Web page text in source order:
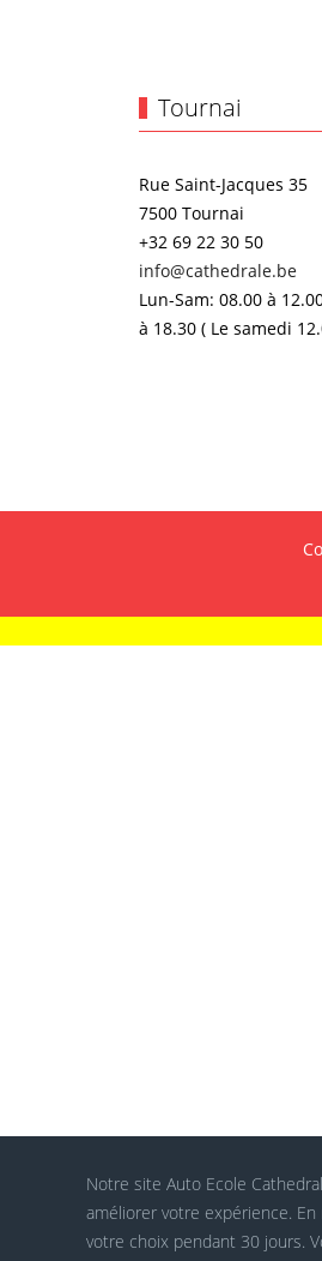
Tournai
Rue Saint-Jacques 35
7500 Tournai
+32 69 22 30 50
info@cathedrale.be
Lun-Sam: 08.00 à
à 18.30 ( Le samedi
Notre site Auto Ecole
améliorer votre expérience.
votre choix pendant 30 jours.